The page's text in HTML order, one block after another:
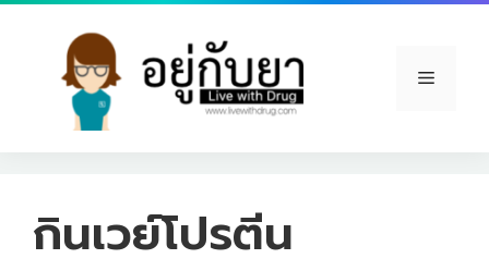
Menu
กินเวย์โปรตีน